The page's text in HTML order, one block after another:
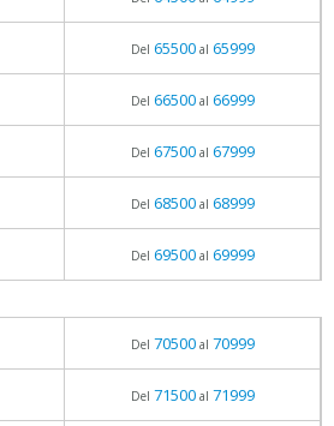
Del 65500al 65999
Del 66500al 66999
Del 67500al 67999
Del 68500al 68999
Del 69500al 69999
Del 70500al 70999
Del 71500al 71999